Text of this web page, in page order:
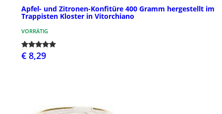
Apfel- und Zitronen-Konfitüre 400 Gramm hergestellt im
Trappisten Kloster in Vitorchiano
VORRÄTIG
€ 8,29